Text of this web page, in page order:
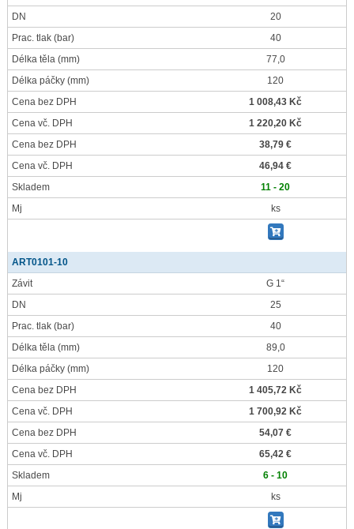
DN
20
Prac. tlak (bar)
40
Délka těla (mm)
77,0
Délka páčky (mm)
120
Cena bez DPH
1 008,43 Kč
Cena vč. DPH
1 220,20 Kč
Cena bez DPH
38,79 €
Cena vč. DPH
46,94 €
Skladem
11 - 20
Mj
ks
ART0101-10
Závit
G 1“
DN
25
Prac. tlak (bar)
40
Délka těla (mm)
89,0
Délka páčky (mm)
120
Cena bez DPH
1 405,72 Kč
Cena vč. DPH
1 700,92 Kč
Cena bez DPH
54,07 €
Cena vč. DPH
65,42 €
Skladem
6 - 10
Mj
ks